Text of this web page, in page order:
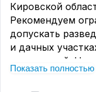
Кировской
Рекомендуем
допускать
и дачных
насаждений. Не
спички, окурки.
Показать полностью